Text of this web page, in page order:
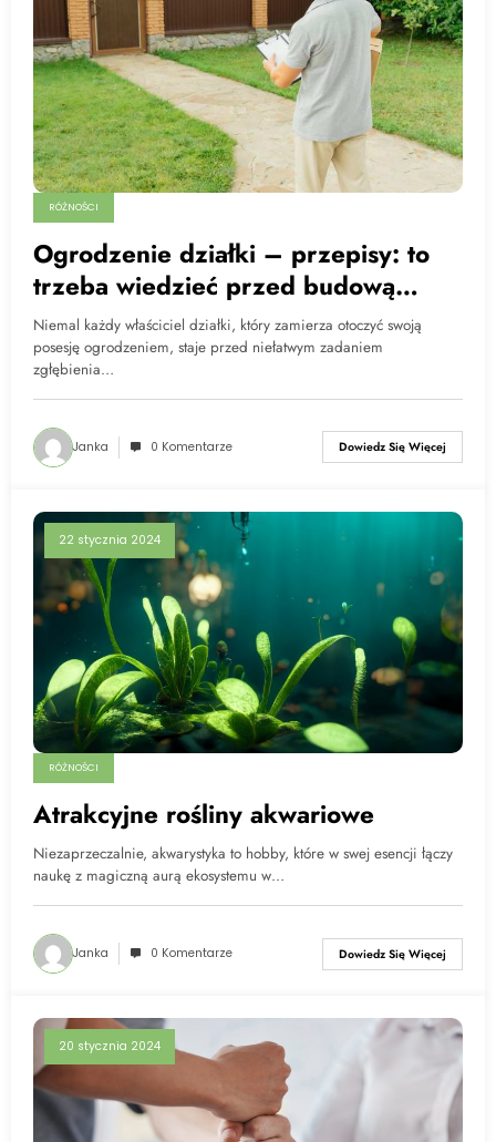
RÓŻNOŚCI
Ogrodzenie działki – przepisy: to
trzeba wiedzieć przed budową
ogrodzenia działki.
Niemal każdy właściciel działki, który zamierza otoczyć swoją
posesję ogrodzeniem, staje przed niełatwym zadaniem
zgłębienia…
Janka 0 Komentarze Dowiedz Się Więcej
22 stycznia 2024
RÓŻNOŚCI
Atrakcyjne rośliny akwariowe
Niezaprzeczalnie, akwarystyka to hobby, które w swej esencji łączy
naukę z magiczną aurą ekosystemu w…
Janka 0 Komentarze Dowiedz Się Więcej
20 stycznia 2024